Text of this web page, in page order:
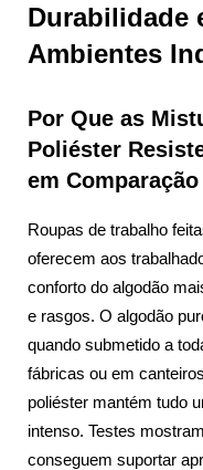
Durabilidade
Ambientes
Por Que as
Poliéster
em
Roupas de trabalho
oferecem aos
conforto do algodão
e rasgos. O algodão
quando submetido a
fábricas ou em
poliéster mantém tudo
intenso. Testes
conseguem suportar